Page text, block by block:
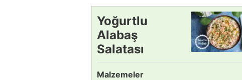
Yoğurtlu
Alabaş
Salatası
Tarifi
Malzemeler